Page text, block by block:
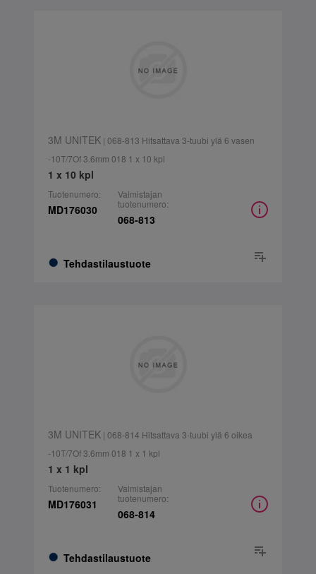
3M UNITEK| 068-813 Hitsattava 3-tuubi ylä 6 vasen
-10T/7Of 3.6mm 018 1 x 10 kpl
1 x 10 kpl
Tuotenumero:
MD176030
Tehdastilaustuote
Valmistajan
tuotenumero:
068-813
3M UNITEK| 068-814 Hitsattava 3-tuubi ylä 6 oikea
-10T/7Of 3.6mm 018 1 x 1 kpl
1 x 1 kpl
Tuotenumero:
MD176031
Tehdastilaustuote
Valmistajan
tuotenumero:
068-814